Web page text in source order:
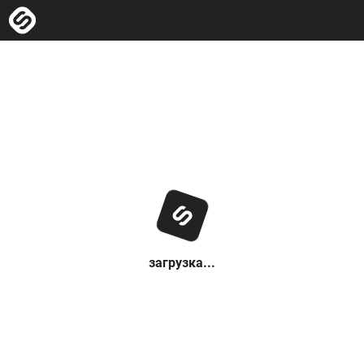
загрузка...